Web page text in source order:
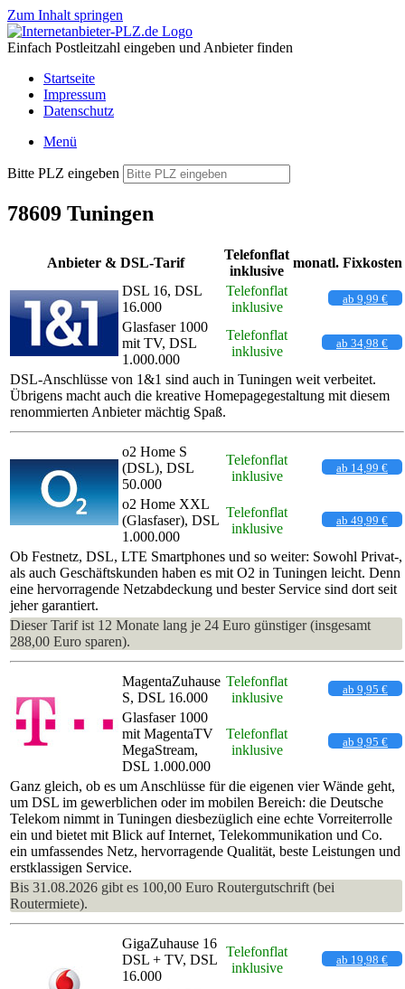
Zum Inhalt springen
Einfach Postleitzahl eingeben und Anbieter finden
Startseite
Impressum
Datenschutz
Menü
Bitte PLZ eingeben
78609 Tuningen
Anbieter & DSL-Tarif
Telefonflat
inklusive
monatl. Fixkosten
DSL 16, DSL
16.000
Telefonflat
inklusive
ab 9,99 €
Glasfaser 1000
mit TV, DSL
1.000.000
Telefonflat
inklusive
ab 34,98 €
DSL-Anschlüsse von 1&1 sind auch in Tuningen weit verbeitet.
Übrigens macht auch die kreative Homepagegestaltung mit diesem
renommierten Anbieter mächtig Spaß.
o2 Home S
(DSL), DSL
50.000
Telefonflat
inklusive
ab 14,99 €
o2 Home XXL
(Glasfaser), DSL
1.000.000
Telefonflat
inklusive
ab 49,99 €
Ob Festnetz, DSL, LTE Smartphones und so weiter: Sowohl Privat-,
als auch Geschäftskunden haben es mit O2 in Tuningen leicht. Denn
eine hervorragende Netzabdeckung und bester Service sind dort seit
jeher garantiert.
Dieser Tarif ist 12 Monate lang je 24 Euro günstiger (insgesamt
288,00 Euro sparen).
MagentaZuhause
S, DSL 16.000
Telefonflat
inklusive
ab 9,95 €
Glasfaser 1000
mit MagentaTV
MegaStream,
DSL 1.000.000
Telefonflat
inklusive
ab 9,95 €
Ganz gleich, ob es um Anschlüsse für die eigenen vier Wände geht,
um DSL im gewerblichen oder im mobilen Bereich: die Deutsche
Telekom nimmt in Tuningen diesbezüglich eine echte Vorreiterrolle
ein und bietet mit Blick auf Internet, Telekommunikation und Co.
ein umfassendes Netz, hervorragende Qualität, beste Leistungen und
erstklassigen Service.
Bis 31.08.2026 gibt es 100,00 Euro Routergutschrift (bei
Routermiete).
GigaZuhause 16
DSL + TV, DSL
16.000
Telefonflat
inklusive
ab 19,98 €